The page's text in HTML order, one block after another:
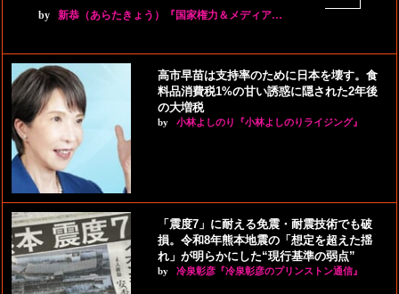
by 新恭（あらたきょう）『国家権力＆メディア…
高市早苗は支持率のために日本を壊す。食
料品消費税1%の甘い誘惑に隠された2年後
の大増税
by 小林よしのり『小林よしのりライジング』
「震度7」に耐える免震・耐震技術でも破
損。令和8年熊本地震の「想定を超えた揺
れ」が明らかにした“現行基準の弱点”
by 冷泉彰彦『冷泉彰彦のプリンストン通信』